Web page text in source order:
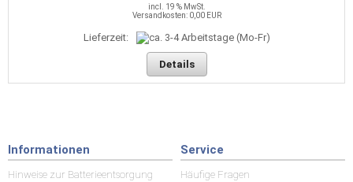
incl. 19 % MwSt.
Versandkosten: 0,00 EUR
Lieferzeit:
Details
Informationen
Hinweise zur Batterieentsorgung
Service
Häufige Fragen